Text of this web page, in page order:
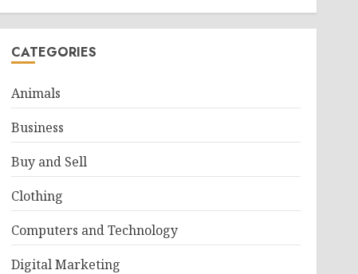
CATEGORIES
Animals
Business
Buy and Sell
Clothing
Computers and Technology
Digital Marketing